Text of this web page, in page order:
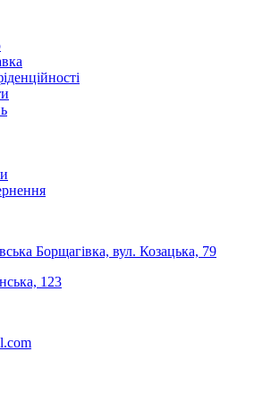
Борщагівка, вул. Козацька, 79
123